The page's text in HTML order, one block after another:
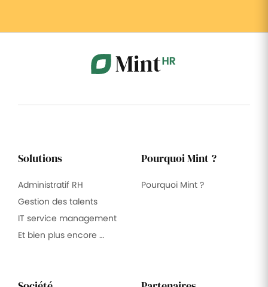
Solutions
Administratif RH
Gestion des talents
IT service management
Et bien plus encore …
Pourquoi Mint ?
Pourquoi Mint ?